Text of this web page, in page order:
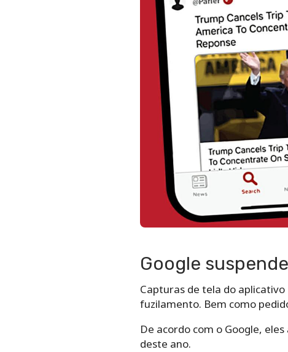
Google
Capturas de tela do
fuzilamento. Bem como
De acordo com o Google,
deste ano.